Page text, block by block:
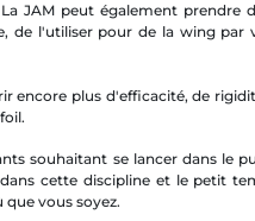
JAM peut également prendre
de l'utiliser pour de la wing par
encore plus d'efficacité, de
souhaitant se lancer dans le
cette discipline et le petit
vous soyez.